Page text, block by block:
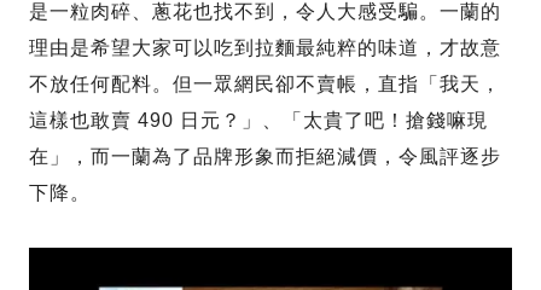
是一粒肉碎、蔥花也找不到，令人大感受騙。一蘭的
理由是希望大家可以吃到拉麵最純粹的味道，才故意
不放任何配料。但一眾網民卻不賣帳，直指「我天，
這樣也敢賣 490 日元？」、「太貴了吧！搶錢嘛現
在」，而一蘭為了品牌形象而拒絕減價，令風評逐步
下降。